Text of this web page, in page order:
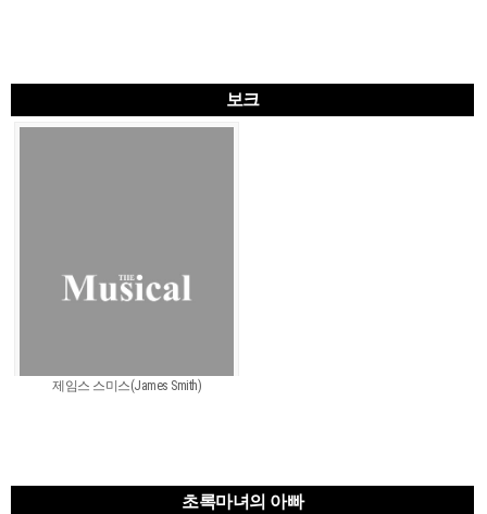
보크
제임스 스미스(James Smith)
초록마녀의 아빠